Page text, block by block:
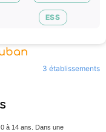
ESS
3 établissements
à 14 ans. Dans une